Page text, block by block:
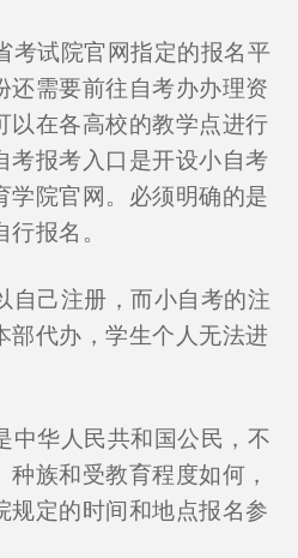
考试院官网指定的报名平
还需要前往自考办办理资
以在各高校的教学点进行
考报考入口是开设小自考
学院官网。必须明确的是
报名。
自己注册，而小自考的注
部代办，学生个人无法进
中华人民共和国公民，不
族和受教育程度如何，
规定的时间和地点报名参